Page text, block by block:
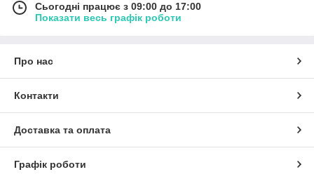
Сьогодні працює з 09:00 до 17:00
Показати весь графік роботи
Про нас
Контакти
Доставка та оплата
Графік роботи